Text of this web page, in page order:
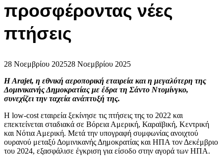
προσφέροντας νέες
πτήσεις
28 Νοεμβρίου 202528 Νοεμβρίου 2025
Η Arajet, η εθνική αεροπορική εταιρεία και η μεγαλύτερη της
Δομινικανής Δημοκρατίας με έδρα τη Σάντο Ντομίνγκο,
συνεχίζει την ταχεία ανάπτυξή της.
Η low-cost εταιρεία ξεκίνησε τις πτήσεις της το 2022 και
επεκτείνεται σταδιακά σε Βόρεια Αμερική, Καραϊβική, Κεντρική
και Νότια Αμερική. Μετά την υπογραφή συμφωνίας ανοιχτού
ουρανού μεταξύ Δομινικανής Δημοκρατίας και ΗΠΑ τον Δεκέμβριο
του 2024, εξασφάλισε έγκριση για είσοδο στην αγορά των ΗΠΑ.